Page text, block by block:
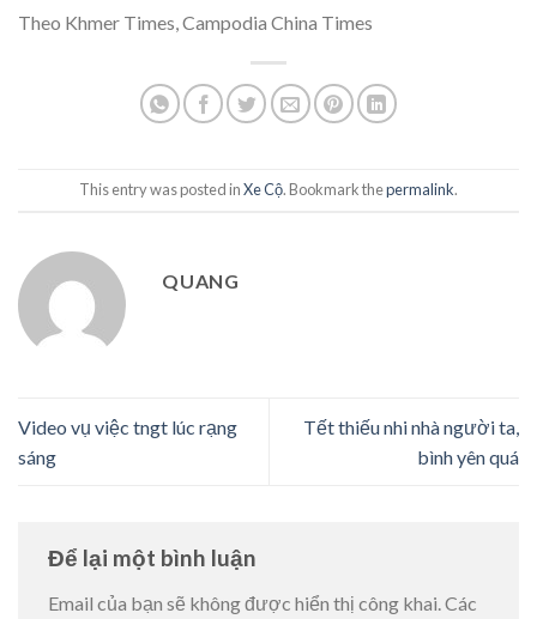
Theo Khmer Times, Campodia China Times
This entry was posted inXe Cộ. Bookmark thepermalink.
QUANG
Video vụ việc tngt lúc rạng
sáng
Tết thiếu nhi nhà người ta,
bình yên quá
Để lại một bình luận
Email của bạn sẽ không được hiển thị công khai. Các